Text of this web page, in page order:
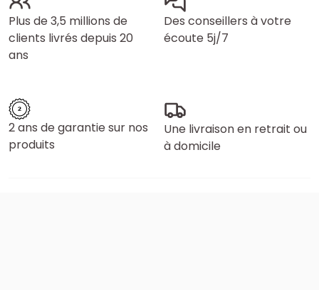
Plus de 3,5 millions de
clients livrés depuis 20
ans
Des conseillers à votre
écoute 5j/7
2 ans de garantie sur nos
produits
Une livraison en retrait ou
à domicile